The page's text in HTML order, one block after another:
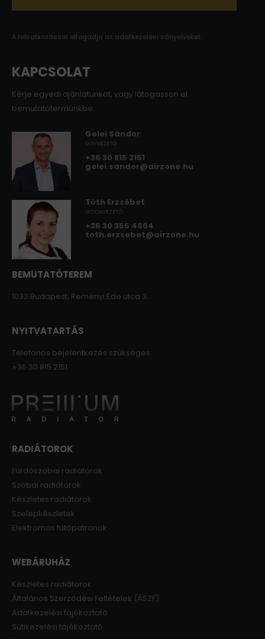
A feliratkozással elfogadja az adatkezelési irányelveket.
KAPCSOLAT
Kérje egyedi ajánlatunkat, vagy látogasson el
bemutatótermünkbe.
Gelei Sándor
ÜGYVEZETŐ
+36 30 815 2151
gelei.sandor@airzone.hu
Tóth Erzsébet
IRODAVEZETŐ
+36 30 355 4664
toth.erzsebet@airzone.hu
BEMUTATÓTEREM
1033 Budapest, Reményi Ede utca 3.
NYITVATARTÁS
Telefonos bejelentkezés szükséges:
+36 30 815 2151
RADIÁTOROK
Fürdőszobai radiátorok
Szobai radiátorok
Készletes radiátorok
Szelepkészletek
Elektromos fűtőpatronok
WEBÁRUHÁZ
Készletes radiátorok
Általános Szerződési Feltételek (ÁSZF)
Adatkezelési tájékoztató
Sütikezelési tájékoztató